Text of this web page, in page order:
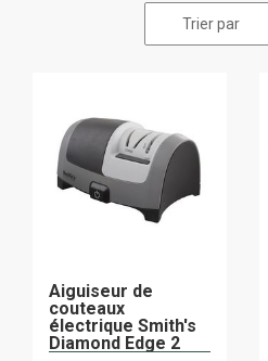
Aiguiseur de
couteaux
électrique Smith's
Diamond Edge 2